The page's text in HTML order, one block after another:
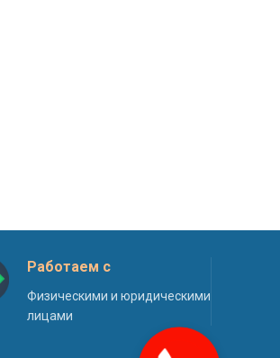
Работаем с
Физическими и юридическими
лицами